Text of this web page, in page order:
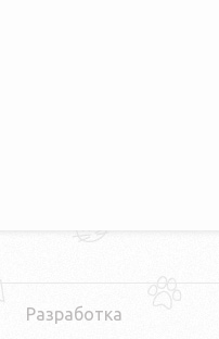
Разработка